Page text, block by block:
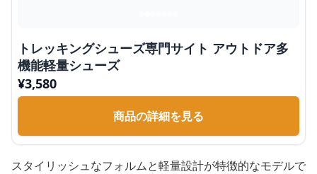
トレッキングシューズ専門サイト アウトドア多
機能軽量シューズ
¥3,580
商品の詳細を見る
スタイリッシュなフォルムと軽量設計が特徴的なモデルで